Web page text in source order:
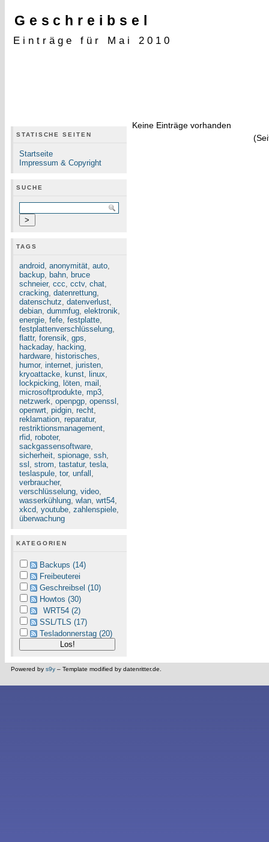
Geschreibsel
Einträge für Mai 2010
STATISCHE SEITEN
Startseite
Impressum & Copyright
SUCHE
TAGS
android, anonymität, auto,
backup, bahn, bruce
schneier, ccc, cctv, chat,
cracking, datenrettung,
datenschutz, datenverlust,
debian, dummfug, elektronik,
energie, fefe, festplatte,
festplattenverschlüsselung,
flattr, forensik, gps,
hackaday, hacking,
hardware, historisches,
humor, internet, juristen,
kryoattacke, kunst, linux,
lockpicking, löten, mail ,
microsoftprodukte, mp3,
netzwerk, openpgp, openssl ,
openwrt, pidgin, recht,
reklamation, reparatur,
restriktionsmanagement,
rfid, roboter,
sackgassensoftware,
sicherheit, spionage, ssh,
ssl , strom, tastatur, tesla,
teslaspule, tor, unfall ,
verbraucher,
verschlüsselung, video,
wasserkühlung, wlan, wrt54,
xkcd, youtube, zahlenspiele,
überwachung
KATEGORIEN
Backups (14)
Freibeuterei
Geschreibsel (10)
Howtos (30)
WRT54 (2)
SSL/TLS (17)
Tesladonnerstag (20)
Keine Einträge vorhanden
Powered by s9y – Template modified by datenritter.de.